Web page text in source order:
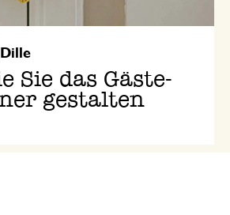
Sie das Gäste-
gestalten